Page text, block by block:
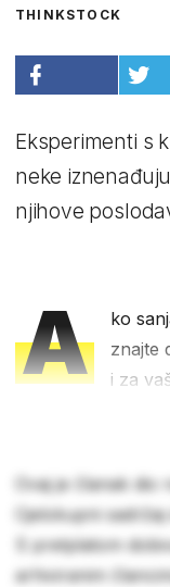
THINKSTOCK
Eksperimenti s
neke
njihove
A
ko
znajte
i za
Ovaj je članak
Cjelokupni
S pretplatom
arhiviranim